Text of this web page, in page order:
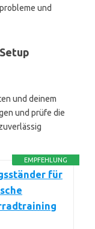
und
und deinem
und prüfe die
EMPFEHLUNG
für